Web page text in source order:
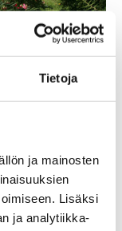
Tietoja
ja mainosten
Lisäksi
ja analytiikka-
The central
services